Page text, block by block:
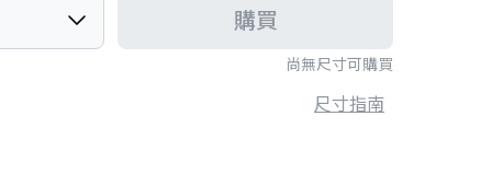
尚無尺寸可購買
購買
尺寸指南